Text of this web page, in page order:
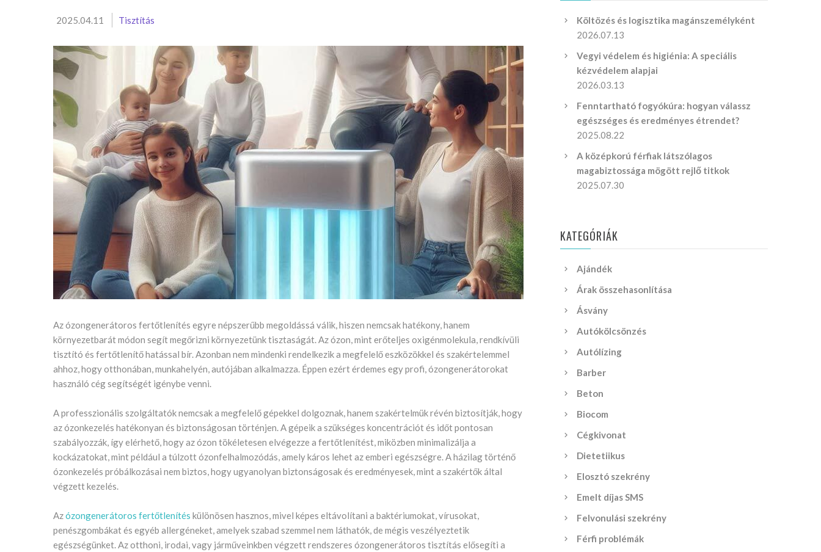
2025.04.11 Tisztítás
Az ózongenerátoros fertőtlenítés egyre népszerűbb megoldássá válik, hiszen nemcsak hatékony, hanem
környezetbarát módon segít megőrizni környezetünk tisztaságát. Az ózon, mint erőteljes oxigénmolekula, rendkívüli
tisztító és fertőtlenítő hatással bír. Azonban nem mindenki rendelkezik a megfelelő eszközökkel és szakértelemmel
ahhoz, hogy otthonában, munkahelyén, autójában alkalmazza. Éppen ezért érdemes egy profi, ózongenerátorokat
használó cég segítségét igénybe venni.
A professzionális szolgáltatók nemcsak a megfelelő gépekkel dolgoznak, hanem szakértelmük révén biztosítják, hogy
az ózonkezelés hatékonyan és biztonságosan történjen. A gépeik a szükséges koncentrációt és időt pontosan
szabályozzák, így elérhető, hogy az ózon tökéletesen elvégezze a fertőtlenítést, miközben minimalizálja a
kockázatokat, mint például a túlzott ózonfelhalmozódás, amely káros lehet az emberi egészségre. A házilag történő
ózonkezelés próbálkozásai nem biztos, hogy ugyanolyan biztonságosak és eredményesek, mint a szakértők által
végzett kezelés.
Azózongenerátoros fertőtlenítés különösen hasznos, mivel képes eltávolítani a baktériumokat, vírusokat,
penészgombákat és egyéb allergéneket, amelyek szabad szemmel nem láthatók, de mégis veszélyeztetik
egészségünket. Az otthoni, irodai, vagy járműveinkben végzett rendszeres ózongenerátoros tisztítás elősegíti a
Költözés és logisztika magánszemélyként
2026.07.13
Vegyi védelem és higiénia: A speciális
kézvédelem alapjai
2026.03.13
Fenntartható fogyókúra: hogyan válassz
egészséges és eredményes étrendet?
2025.08.22
A középkorú férfiak látszólagos
magabiztossága mögött rejlő titkok
2025.07.30
KATEGÓRIÁK
Ajándék
Árak összehasonlítása
Ásvány
Autókölcsönzés
Autólízing
Barber
Beton
Biocom
Cégkivonat
Dietetiikus
Elosztó szekrény
Emelt díjas SMS
Felvonulási szekrény
Férfi problémák